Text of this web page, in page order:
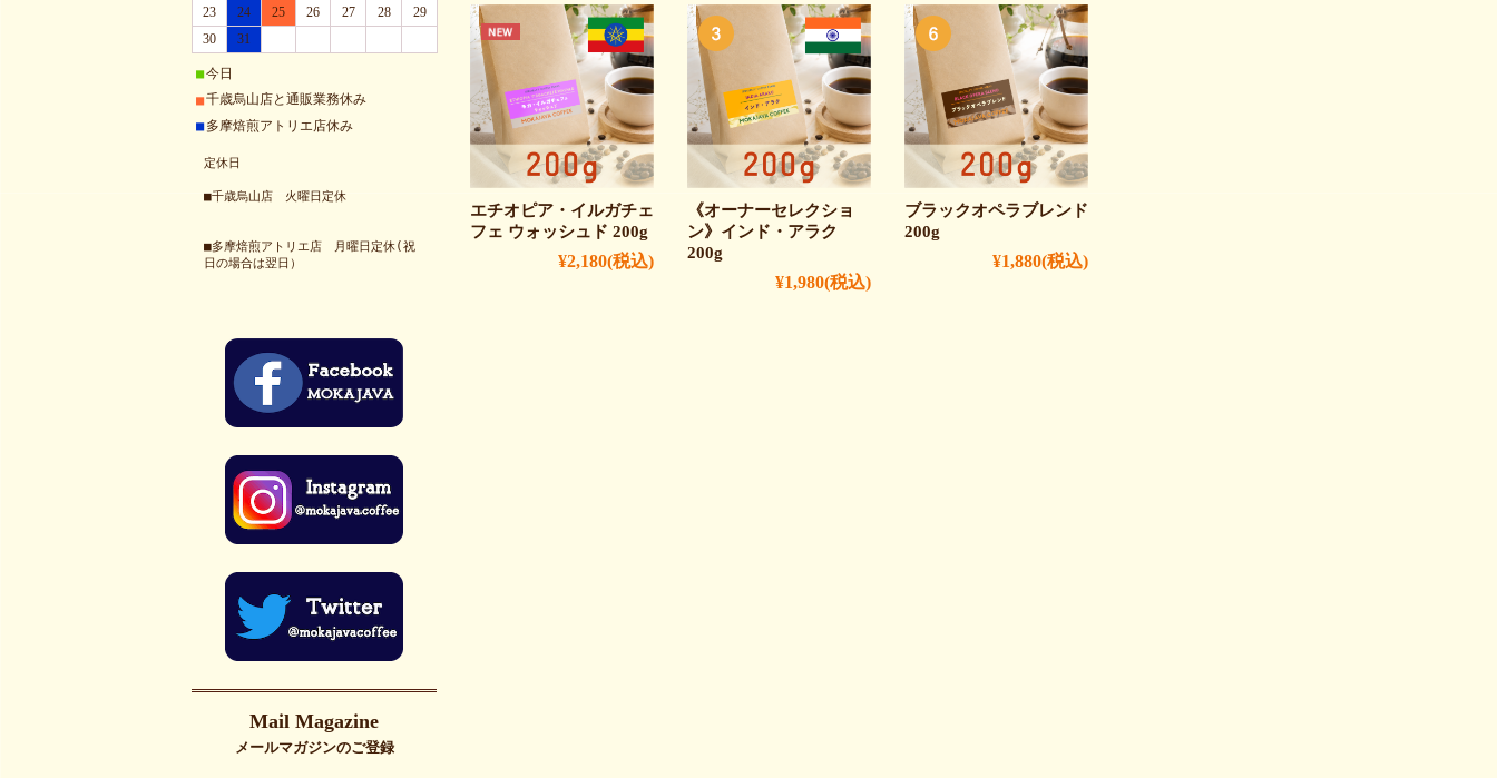
エチオピア・イルガチェ
フェ ウォッシュド 200g
¥2,180(税込)
《オーナーセレクショ
ン》インド・アラク
200g
¥1,980(税込)
ブラックオペラブレンド
200g
¥1,880(税込)
23
24 25 26 27 28
29
30
31
■今日
■千歳烏山店と通販業務休み
■多摩焙煎アトリエ店休み
定休日
■千歳烏山店 火曜日定休
■多摩焙煎アトリエ店 月曜日定休(祝
日の場合は翌日）